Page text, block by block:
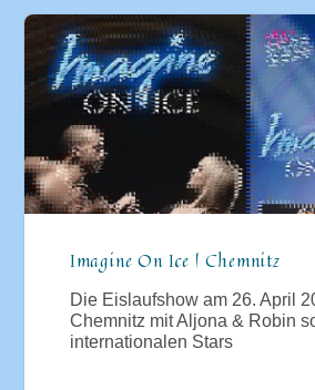
Imagine On Ice | Chemnitz
Die Eislaufshow am 26. April
Chemnitz mit Aljona & Robin
internationalen Stars